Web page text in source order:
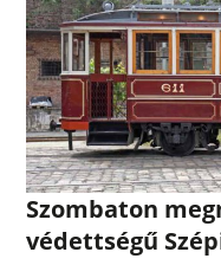
Szombaton
védettségű